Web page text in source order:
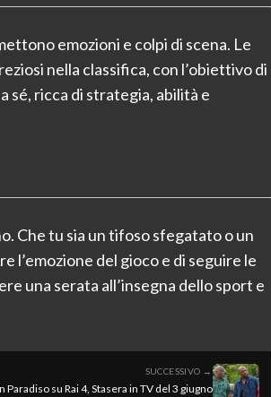
emozioni e colpi di scena. Le
nella classifica, con l’obiettivo di
sé, ricca di strategia, abilità e
Che tu sia un tifoso sfegatato o un
l’emozione del gioco e di seguire le
una serata all’insegna dello sport e
SUCCESSIVO →
Paradiso su Rai 4, Stasera in TV del 3 giugno